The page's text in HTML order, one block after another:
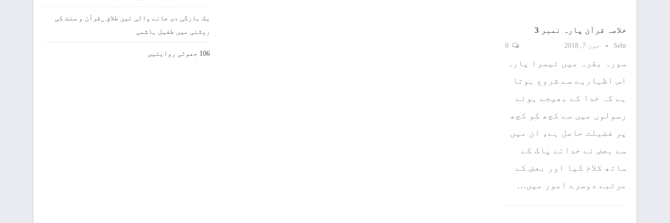
خلاصہ قرآن پارہ نمبر 3
Sehr جون 7, 2018
سورہ بقرہ میں تیسرا پارہ
اس اظہاریے سے شروع ہوتا
ہے کہ خدا کے بھیجے ہوئے
رسولوں میں سے کچھ کو کچھ
پر فضیلت حاصل ہے، ان میں
سے بعض نے خدائے پاک کے
ساتھ کلام کیا اور بعض کے
مرتبے دوسرے امور میں…
یک بارگی دی جانے والی تین طلاق _قرآن و سنت کی
روشنی میں طفیل ہاشمی
106 جھوٹی روایتیں